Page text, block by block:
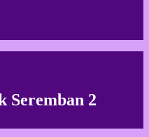
Seremban 2